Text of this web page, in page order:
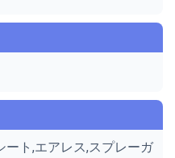
ート,エアレス,スプレーガ